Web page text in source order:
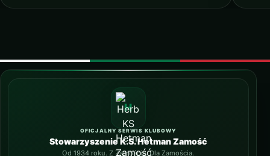
OFICJALNY SERWIS KLUBOWY
Stowarzyszenie K.S. Hetman Zamość
Od 1934 roku. Z Zamościa. Dla Zamościa.